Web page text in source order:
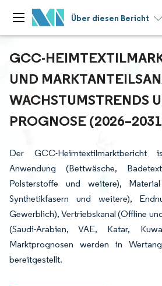
Über diesen Bericht
GCC-
ND
ACHSTUMSTRENDS
ROGNOSE (2026–2031)
Der GCC-Heimtextilmarktbericht
Anwendung (Bettwäsche,
Polsterstoffe und weitere),
Synthetikfasern und weitere),
Gewerblich), Vertriebskanal (Offline
(Saudi-Arabien, VAE, Katar,
Marktprognosen werden in
bereitgestellt.